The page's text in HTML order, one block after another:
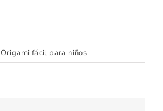
Origami fácil para niños